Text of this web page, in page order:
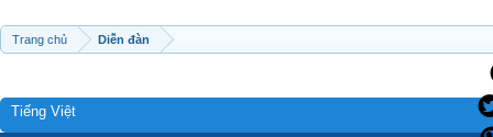
Trang chủ Diễn đàn
Tiếng Việt